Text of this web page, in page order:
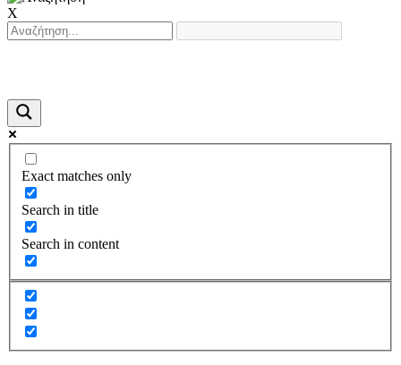
X
Exact matches only
Search in title
Search in content